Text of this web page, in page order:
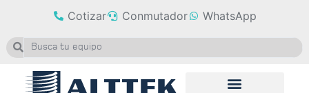
Cotizar Conmutador WhatsApp